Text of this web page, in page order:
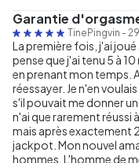
Garantie
TinePingvin -
La première fois, j'ai
pense que j'ai tenu 5 à
en prenant mon temps.
réessayer. Je n'en
s'il pouvait me donner
n'ai que rarement réussi
mais après exactement
jackpot. Mon nouvel
hommes. L'homme de